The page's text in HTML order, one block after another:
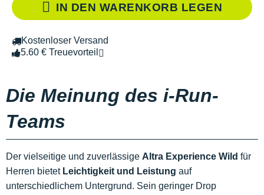
IN DEN WARENKORB LEGEN
Kostenloser Versand
5.60 € Treuevorteil
Die Meinung des i-Run-
Teams
Der vielseitige und zuverlässige Altra Experience Wild für
Herren bietet Leichtigkeit und Leistung auf
unterschiedlichem Untergrund. Sein geringer Drop